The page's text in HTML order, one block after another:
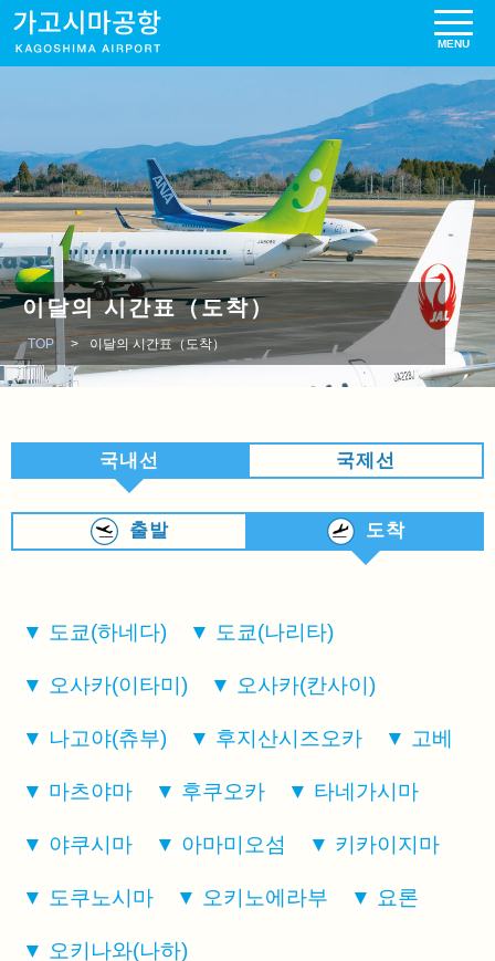
이달의 시간표（도착）
TOP 이달의 시간표（도착）
국내선 국제선
출발 도착
도쿄(하네다) 도쿄(나리타)
오사카(이타미) 오사카(칸사이)
나고야(츄부) 후지산시즈오카 고베
마츠야마 후쿠오카 타네가시마
야쿠시마 아마미오섬 키카이지마
도쿠노시마 오키노에라부 요론
오키나와(나하)